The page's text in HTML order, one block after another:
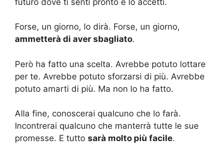
Forse, un giorno, lo dirà. Forse, un giorno,
ammetterà di aver sbagliato.
Però ha fatto una scelta. Avrebbe potuto lottare
per te. Avrebbe potuto sforzarsi di più. Avrebbe
potuto amarti di più. Ma non lo ha fatto.
Alla fine, conoscerai qualcuno che lo farà.
Incontrerai qualcuno che manterrà tutte le sue
promesse. E tutto sarà molto più facile.